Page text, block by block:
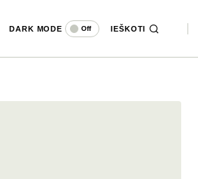
DARK MODE Off IEŠKOTI